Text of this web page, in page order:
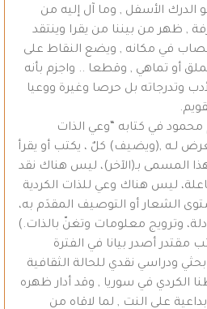
الدرك الأسفل , وما آل إليه من
, ظهر من بيننا من يقرا وينتقد
في مكانه , ويضع النقاط على
أو تماهي , وقطعا .. واجزم بأنه
وتدرجاته بل حرصا وغيرة ووعيا
محمود في كتابه “وعي الذات
لـه ,(ويضيف) كلٌ ، يكتب أو يقرأ
المسمى بـ(الآخر)، ليس هناك نقد
ليس هناك وعي للذات الكردية
الشعار أو التوصيف المقدَم به،
وترويج معلومات وتغنّ بالذات.)
مقتدر أصدر بيانا في الفترة
ودراسي نقدي للحالة الثقافية
الكردي في سوريا , وقد أدار ظهره
على النت , لما لاقاه من